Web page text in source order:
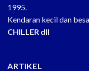
1995.
Kendaran kecil dan
CHILLER dll
ARTIKEL